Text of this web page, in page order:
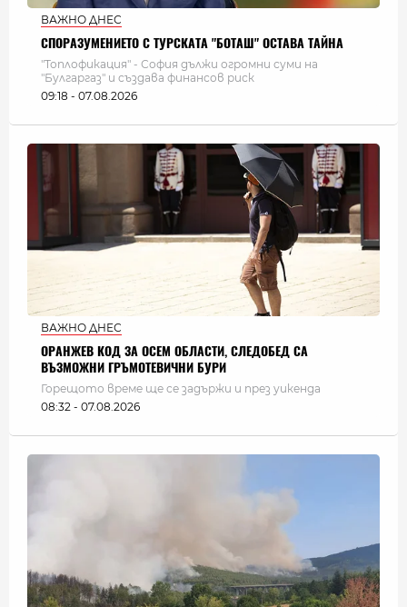
ВАЖНО ДНЕС
СПОРАЗУМЕНИЕТО С ТУРСКАТА "БОТАШ" ОСТАВА ТАЙНА
"Топлофикация" - София дължи огромни суми на
"Булгаргаз" и създава финансов риск
09:18 - 07.08.2026
ВАЖНО ДНЕС
ОРАНЖЕВ КОД ЗА ОСЕМ ОБЛАСТИ, СЛЕДОБЕД СА
ВЪЗМОЖНИ ГРЪМОТЕВИЧНИ БУРИ
Горещото време ще се задържи и през уикенда
08:32 - 07.08.2026